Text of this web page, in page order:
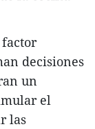
decisiones
un
el
las